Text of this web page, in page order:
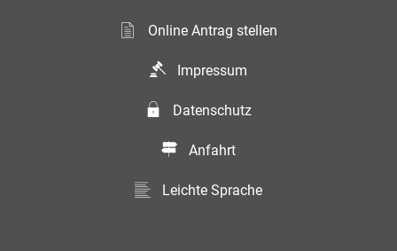
Online Antrag stellen
Impressum
Datenschutz
Anfahrt
Leichte Sprache